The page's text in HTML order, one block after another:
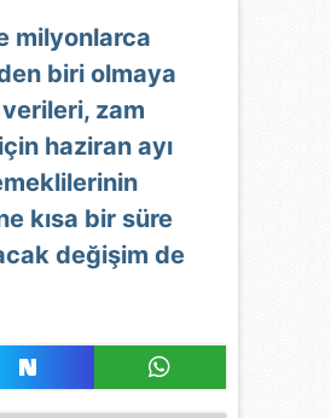
milyonlarca
biri olmaya
zam
haziran ayı
kısa bir süre
değişim de